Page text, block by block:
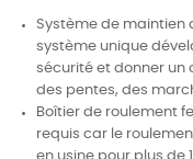
Système de maintien
système unique
sécurité et donner un
des pentes, des
Boîtier de roulement
requis car le
en usine pour plus de